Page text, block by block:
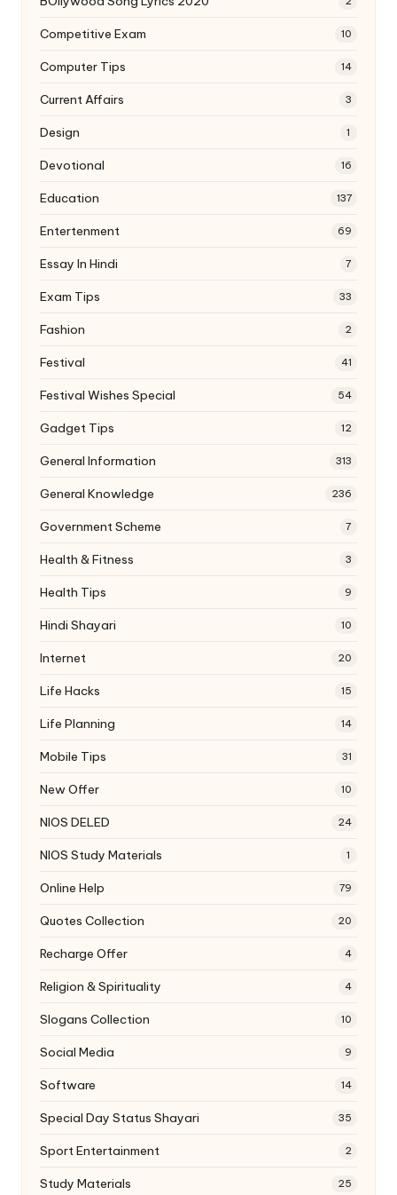
Competitive Exam 10
Computer Tips 14
Current Affairs 3
Design 1
Devotional 16
Education 137
Entertenment 69
Essay In Hindi 7
Exam Tips 33
Fashion 2
Festival 41
Festival Wishes Special 54
Gadget Tips 12
General Information 313
General Knowledge 236
Government Scheme 7
Health & Fitness 3
Health Tips 9
Hindi Shayari 10
Internet 20
Life Hacks 15
Life Planning 14
Mobile Tips 31
New Offer 10
NIOS DELED 24
NIOS Study Materials 1
Online Help 79
Quotes Collection 20
Recharge Offer 4
Religion & Spirituality 4
Slogans Collection 10
Social Media 9
Software 14
Special Day Status Shayari 35
Sport Entertainment 2
Study Materials 25